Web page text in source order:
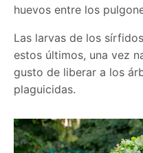
huevos entre los
Las larvas de los
estos últimos, una vez
gusto de liberar a los
plaguicidas.